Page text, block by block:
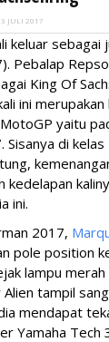
JULI 2017
keluar sebagai
Pebalap
King Of
ini
yaitu
Sisanya di
kedelapan
ini.
2017,
pole position
lampu
tampil
mendapat
Yamaha Tech